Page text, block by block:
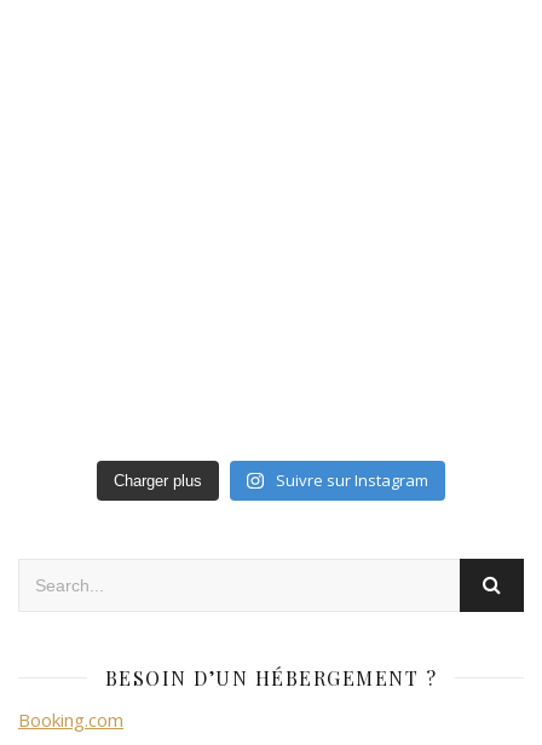
Charger plus Suivre sur Instagram
BESOIN D’UN HÉBERGEMENT ?
Booking.com